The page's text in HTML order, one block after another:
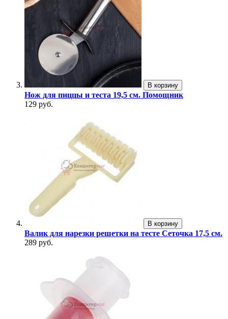
В корзину
Нож для пиццы и теста 19,5 см. Помощник
129 руб.
В корзину
Валик для нарезки решетки на тесте Сеточка 17,5 см.
289 руб.